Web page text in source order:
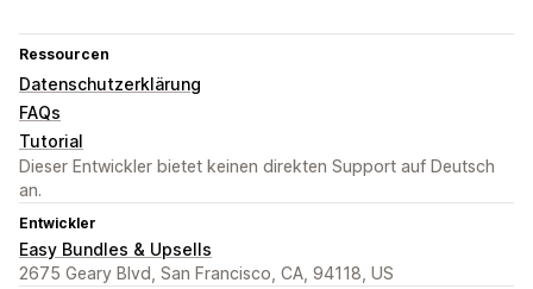
Ressourcen
Datenschutzerklärung
FAQs
Tutorial
Dieser Entwickler bietet keinen direkten Support auf Deutsch
an.
Entwickler
Easy Bundles & Upsells
2675 Geary Blvd, San Francisco, CA, 94118, US